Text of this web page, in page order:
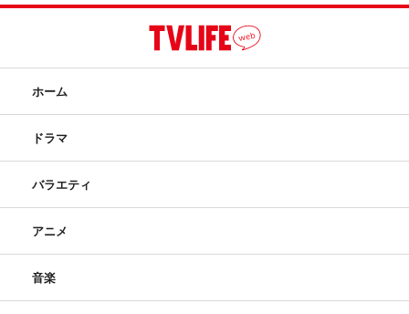
ホーム
ドラマ
バラエティ
アニメ
音楽